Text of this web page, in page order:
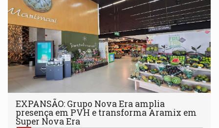
EXPANSÃO: Grupo Nova Era amplia
presença em PVH e transforma Aramix em
Super Nova Era